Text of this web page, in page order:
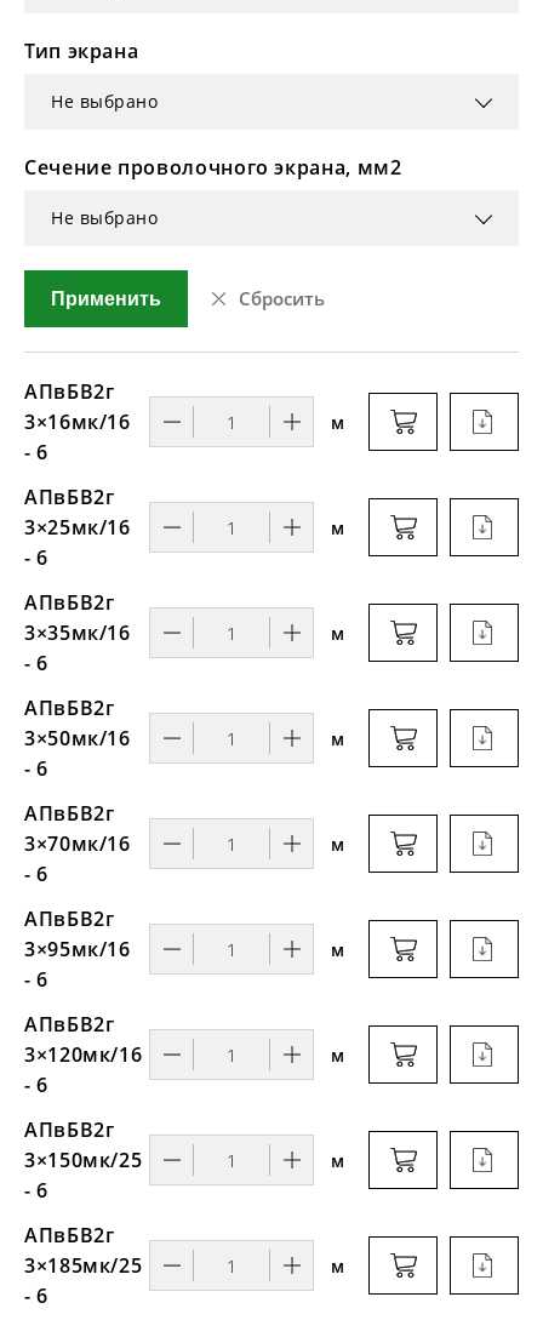
Тип экрана
Не выбрано
Сечение проволочного экрана, мм2
Не выбрано
Применить Сбросить
АПвБВ2г
3×16мк/16
- 6
м
АПвБВ2г
3×25мк/16
- 6
м
АПвБВ2г
3×35мк/16
- 6
м
АПвБВ2г
3×50мк/16
- 6
м
АПвБВ2г
3×70мк/16
- 6
м
АПвБВ2г
3×95мк/16
- 6
м
АПвБВ2г
3×120мк/16
- 6
м
АПвБВ2г
3×150мк/25
- 6
м
АПвБВ2г
3×185мк/25
- 6
м